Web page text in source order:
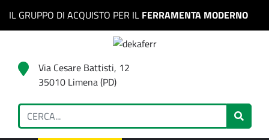
IL GRUPPO DI ACQUISTO PER IL FERRAMENTA MODERNO
Via Cesare Battisti, 12
35010 Limena (PD)